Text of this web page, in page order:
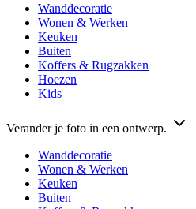
Wanddecoratie
Wonen & Werken
Keuken
Buiten
Koffers & Rugzakken
Hoezen
Kids
Verander je foto in een ontwerp.
Wanddecoratie
Wonen & Werken
Keuken
Buiten